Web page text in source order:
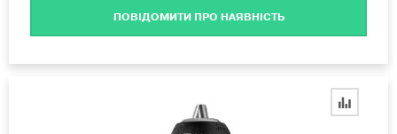
ПОВІДОМИТИ ПРО НАЯВНІСТЬ